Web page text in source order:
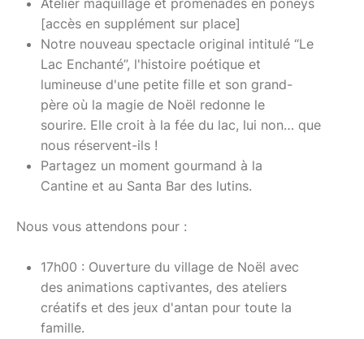
[accès en supplément sur place]
Notre nouveau spectacle original intitulé “Le
Lac Enchanté”, l'histoire poétique et
lumineuse d'une petite fille et son grand-
père où la magie de Noël redonne le
sourire. Elle croit à la fée du lac, lui non… que
nous réservent-ils !
Partagez un moment gourmand à la
Cantine et au Santa Bar des lutins.
Nous vous attendons pour :
17h00 : Ouverture du village de Noël avec
des animations captivantes, des ateliers
créatifs et des jeux d'antan pour toute la
famille.